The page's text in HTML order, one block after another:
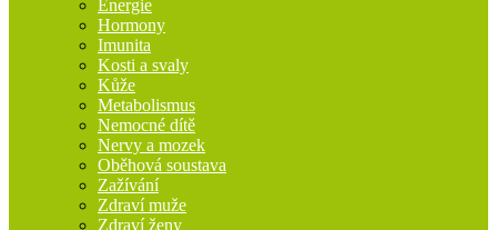
Energie
Hormony
Imunita
Kosti a svaly
Kůže
Metabolismus
Nemocné dítě
Nervy a mozek
Oběhová soustava
Zažívání
Zdraví muže
Zdraví ženy